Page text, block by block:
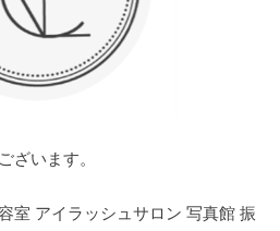
ざいます。
室 アイラッシュサロン 写真館 振